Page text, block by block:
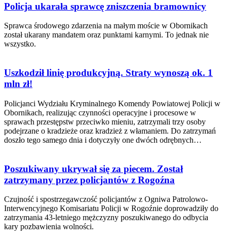
Policja ukarała sprawcę zniszczenia bramownicy
Sprawca środowego zdarzenia na małym moście w Obornikach
został ukarany mandatem oraz punktami karnymi. To jednak nie
wszystko.
Uszkodził linię produkcyjną. Straty wynoszą ok. 1
mln zł!
Policjanci Wydziału Kryminalnego Komendy Powiatowej Policji w
Obornikach, realizując czynności operacyjne i procesowe w
sprawach przestępstw przeciwko mieniu, zatrzymali trzy osoby
podejrzane o kradzieże oraz kradzież z włamaniem. Do zatrzymań
doszło tego samego dnia i dotyczyły one dwóch odrębnych…
Poszukiwany ukrywał się za piecem. Został
zatrzymany przez policjantów z Rogoźna
Czujność i spostrzegawczość policjantów z Ogniwa Patrolowo-
Interwencyjnego Komisariatu Policji w Rogoźnie doprowadziły do
zatrzymania 43-letniego mężczyzny poszukiwanego do odbycia
kary pozbawienia wolności.